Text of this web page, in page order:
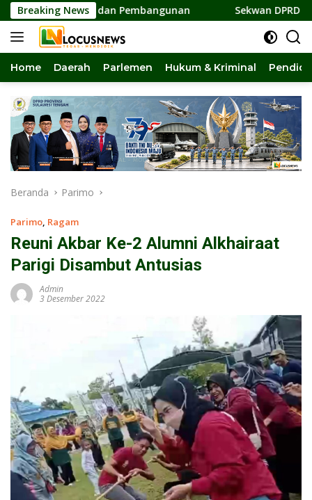
Langsung
ke
konten
Breaking News
dan Pembangunan Sekwan DPRD Sulteng Jadi
Home Daerah Parlemen Hukum & Kriminal
Beranda Parimo
Parimo, Ragam
Reuni Akbar Ke-2 Alumni Alkhairaat
Parigi Disambut Antusias
Admin
3 Desember 2022